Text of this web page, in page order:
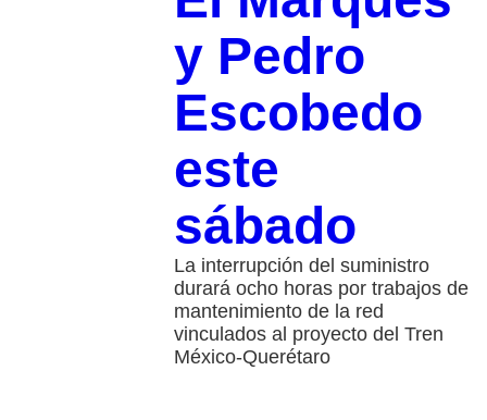
y Pedro
Escobedo
este
sábado
La interrupción del suministro
durará ocho horas por trabajos de
mantenimiento de la red
vinculados al proyecto del Tren
México-Querétaro